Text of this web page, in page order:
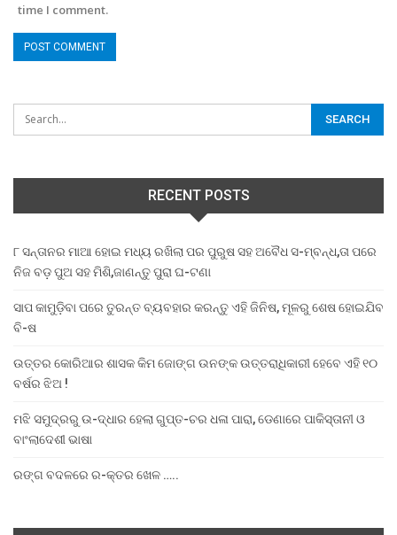
time I comment.
RECENT POSTS
୮ ସନ୍ତାନର ମାଆ ହୋଇ ମଧ୍ୟ ରଖିଲା ପର ପୁରୁଷ ସହ ଅବୈଧ ସ-ମ୍ବନ୍ଧ,ତା ପରେ
ନିଜ ବଡ଼ ପୁଅ ସହ ମିଶି,ଜାଣନ୍ତୁ ପୁରା ଘ-ଟଣା
ସାପ କାମୁଡ଼ିବା ପରେ ତୁରନ୍ତ ବ୍ୟବହାର କରନ୍ତୁ ଏହି ଜିନିଷ, ମୂଳରୁ ଶେଷ ହୋଇଯିବ
ବି-ଷ
ଉତ୍ତର କୋରିଆର ଶାସକ କିମ ଜୋଙ୍ଗ ଉନଙ୍କ ଉତ୍ତରାଧିକାରୀ ହେବେ ଏହି ୧୦
ବର୍ଷର ଝିଅ !
ମଝି ସମୁଦ୍ରରୁ ଉ-ଦ୍ଧାର ହେଲା ଗୁପ୍ତ-ଚର ଧଳା ପାରା, ଡେଣାରେ ପାକିସ୍ତାନୀ ଓ
ବାଂଲାଦେଶୀ ଭାଷା
ରଙ୍ଗ ବଦଳରେ ର-କ୍ତର ଖେଳ …..